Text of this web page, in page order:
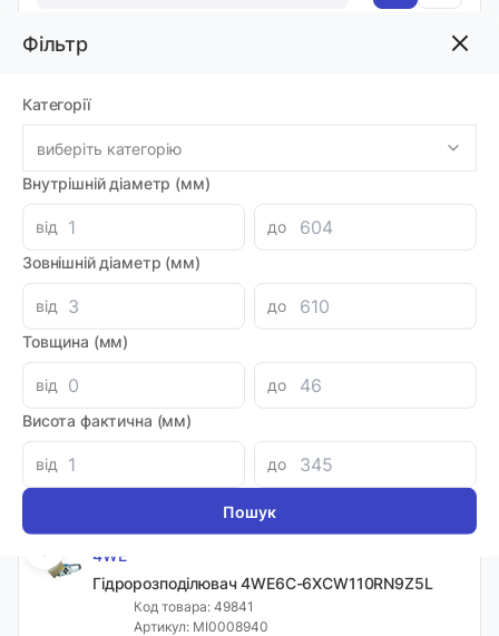
Фільтр
Категорії
виберіть категорію
Внутрішній діаметр (мм)
від
до
Зовнішній діаметр (мм)
від
до
Товщина (мм)
від
до
Висота фактична (мм)
від до
Артикул: MI0021696
Доставка 1-2 дні
2025.92 грн -
Гідророзподілювач 4WE6C-6XCG24N9Z5L
Код товара: 49840
Виробник: OLEODINAMICA MOZIONI
2025.92 грн -
4WE
Гідророзподілювач 4WE6C-6XCW110RN9Z5L
Код товара: 49841
Артикул: MI0008940